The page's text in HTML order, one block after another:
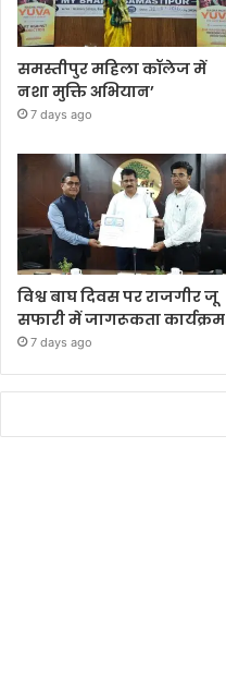
समस्तीपुर महिला कॉलेज में
नशा मुक्ति अभियान’
7 days ago
विश्व बाघ दिवस पर राजगीर जू
सफारी में जागरूकता कार्यक्रम
7 days ago